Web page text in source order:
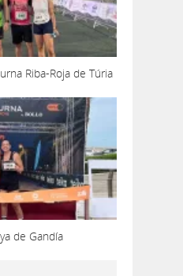
Riba-Roja de Túria
de Gandía